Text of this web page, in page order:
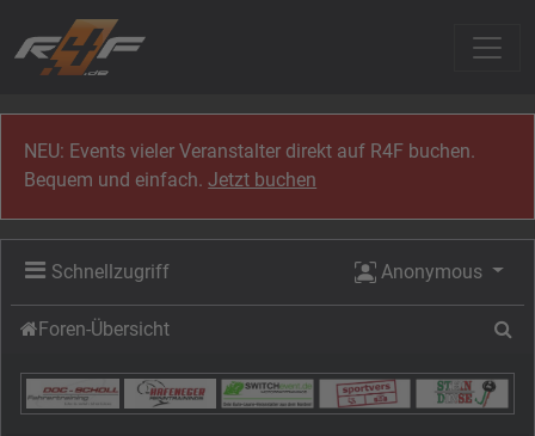
NEU: Events vieler Veranstalter direkt auf R4F buchen.
Bequem und einfach.Jetzt buchen
Schnellzugriff Anonymous
Foren-Übersicht